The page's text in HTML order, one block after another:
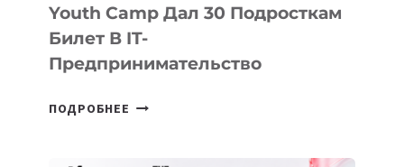
Youth Camp Дал 30 Подросткам
Билет В IT-
Предпринимательство
ПОДРОБНЕЕ ОТ